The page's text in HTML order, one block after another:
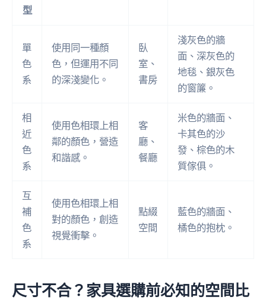
型
單
色
系
使用同一種顏
色，但運用不同
的深淺變化。
臥
室、
書房
淺灰色的牆
面、深灰色的
地毯、銀灰色
的窗簾。
相
近
色
系
使用色相環上相
鄰的顏色，營造
和諧感。
客
廳、
餐廳
米色的牆面、
卡其色的沙
發、棕色的木
質傢俱。
互
補
色
系
使用色相環上相
對的顏色，創造
視覺衝擊。
點綴
空間
藍色的牆面、
橘色的抱枕。
尺寸不合？家具選購前必知的空間比